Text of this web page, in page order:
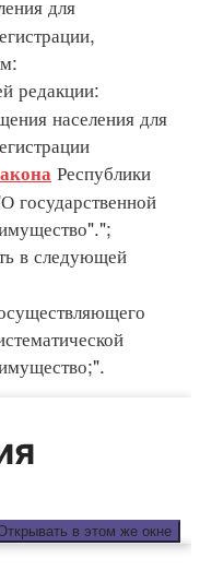
для
редакции:
населения для
Республики
государственной
в следующей
в этом же окне